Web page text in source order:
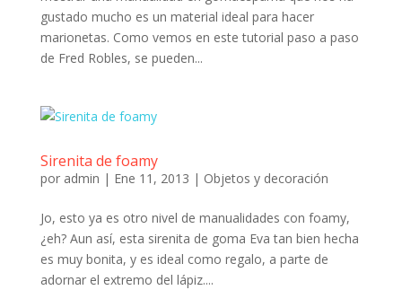
gustado mucho es un material ideal para hacer
marionetas. Como vemos en este tutorial paso a paso
de Fred Robles, se pueden...
Sirenita de foamy
por admin | Ene 11, 2013 | Objetos y decoración
Jo, esto ya es otro nivel de manualidades con foamy,
¿eh? Aun así, esta sirenita de goma Eva tan bien hecha
es muy bonita, y es ideal como regalo, a parte de
adornar el extremo del lápiz....